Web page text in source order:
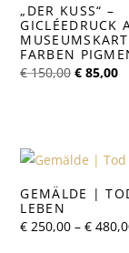
„DER KUSS“ –
GICLÉEDRUCK
FARBEN
€150,00
Preis
€ 85,00
GEMÄLDE |
LEBEN
€ 250,00 –€